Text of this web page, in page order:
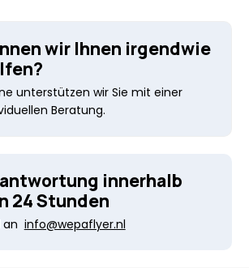
wir Ihnen irgendwie
unterstützen wir Sie mit einer
Beratung.
innerhalb
24 Stunden
an info@wepaflyer.nl